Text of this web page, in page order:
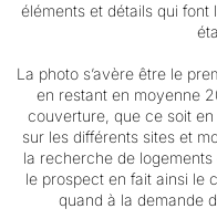
éléments et détails qui
La photo s’avère être le
en restant en moyenne
couverture, que ce soit en
sur les différents sites et
la recherche de
le prospect en fait ainsi le
quand à la demande